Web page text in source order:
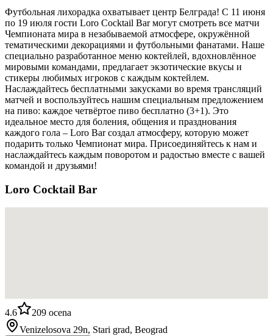
Футбольная лихорадка охватывает центр Белграда! С 11 июня
по 19 июля гости Loro Cocktail Bar могут смотреть все матчи
Чемпионата мира в незабываемой атмосфере, окружённой
тематическими декорациями и футбольными фанатами. Наше
специально разработанное меню коктейлей, вдохновлённое
мировыми командами, предлагает экзотические вкусы и
стикеры любимых игроков с каждым коктейлем.
Наслаждайтесь бесплатными закусками во время трансляций
матчей и воспользуйтесь нашим специальным предложением
на пиво: каждое четвёртое пиво бесплатно (3+1). Это
идеальное место для боления, общения и празднования
каждого гола – Loro Bar создал атмосферу, которую может
подарить только Чемпионат мира. Присоединяйтесь к нам и
наслаждайтесь каждым поворотом и радостью вместе с вашей
командой и друзьями!
Loro Cocktail Bar
4.6 209 ocena
Venizelosova 29n, Stari grad, Beograd